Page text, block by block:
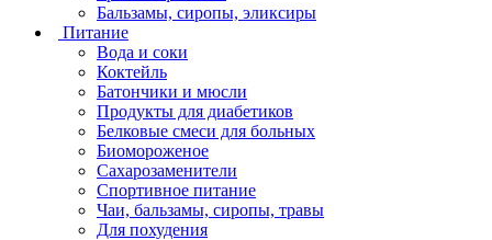
Бальзамы, сиропы, эликсиры
Питание
Вода и соки
Коктейль
Батончики и мюсли
Продукты для диабетиков
Белковые смеси для больных
Биомороженое
Сахарозаменители
Спортивное питание
Чаи, бальзамы, сиропы, травы
Для похудения